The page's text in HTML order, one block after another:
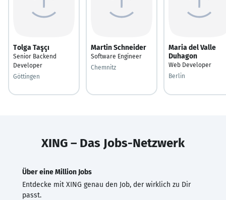
Tolga Taşçı
Senior Backend
Developer
Göttingen
Martin Schneider
Software Engineer
Chemnitz
Maria del Valle
Duhagon
Web Developer
Berlin
XING – Das Jobs-Netzwerk
Über eine Million Jobs
Entdecke mit XING genau den Job, der wirklich zu Dir
passt.